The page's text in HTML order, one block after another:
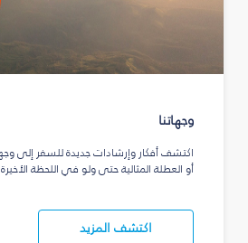
وجهاتنا
اكتشف أفكار وإرشادات جديدة للسفر إلى
أو العطلة المثالية حتى ولو في اللحظة
اكتشف المزيد